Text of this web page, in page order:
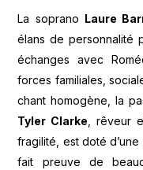
La soprano Laure
élans de personnalité
échanges avec
forces familiales,
chant homogène, la
Tyler Clarke, rêveur
fragilité, est doté
fait preuve de